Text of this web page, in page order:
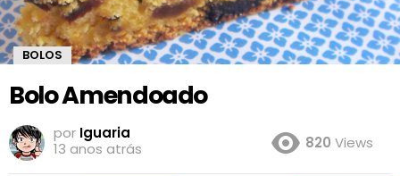
BOLOS
Bolo Amendoado
por Iguaria
13 anos atrás
820 Views